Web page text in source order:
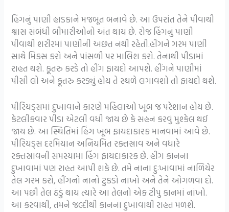
હિંગનું પાણી હાડકાને મજબૂત બનાવે છે. આ ઉપરાંત તેને પીવાથી
શ્વાસ સંબંધી બીમારીઓનો અંત થાય છે. રોજ હિંગનું પાણી
પીવાથી શરીરમાં પાણીની અછત નથી રહેતી.હીંગને ગરમ પાણી
સાથે મિક્સ કરો અને પાંસળી પર માલિશ કરો. તેનાથી પીડામાં
રાહત થશે. કૂતરુ કરડે તો હીંગ ફાયદો આપશે. હીંગને પાણીમાં
પીસી લો અને કૂતરુ કરડ્યું હોય તે સ્થળે લગાવશો તો ફાયદો થશે.
પીરિયડ્સમાં દુખાવાને કારણે મહિલાઓ ખૂબ જ પરેશાન હોય છે.
કેટલીકવાર પીડા એટલી વધી જાય છે કે સહન કરવું મુશ્કેલ થઈ
જાય છે. આ સ્થિતિમાં હિંગ ખૂબ ફાયદાકારક માનવામાં આવે છે.
પીરિયડ્સ દરમિયાન અનિયમિત રક્તસ્રાવ અને વધારે
રક્તસ્રાવની સમસ્યામાં હિંગ ફાયદાકારક છે. હીંગ કાનના
દુખાવામાં પણ રાહત આપી શકે છે. તમે નાના દુઃખાવામાં નાળિયેર
તેલ ગરમ કરો, હીંગનો નાનો ટુકડો નાખો અને તેને ઓગળવા દો.
આ પછી તેલ ઠંડું થાય ત્યારે આ તેલનો એક ટીપુ કાનમાં નાંખો.
આ કરવાથી, તમને જલ્દીથી કાનના દુખાવાથી રાહત મળશે.